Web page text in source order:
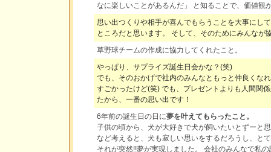
なに楽しいことがあるんだ」 と知ることで、価値観
思い出つくりや相手が喜んでもらうことを大事にし
ところだと思います。 そして、そのためにみんなが
草野球チームの作成に協力してくれたこと。
やっぱり、サプライズ誕生日会かな？(笑)
でも、そのおかげで社内のみんなともっと仲良くな
すごかったけど(笑) でも、プレゼントよりも人間関
たから、一番の思い出です！
6年前の誕生日の日に夢を叶えてもらったこと。
子供の頃から、犬が大好きで犬が飼いたいとずーと
など考えると、犬も寂しい思いをするだろうし、と
それが突然!!夢が実現しました。 会社のみんなで私